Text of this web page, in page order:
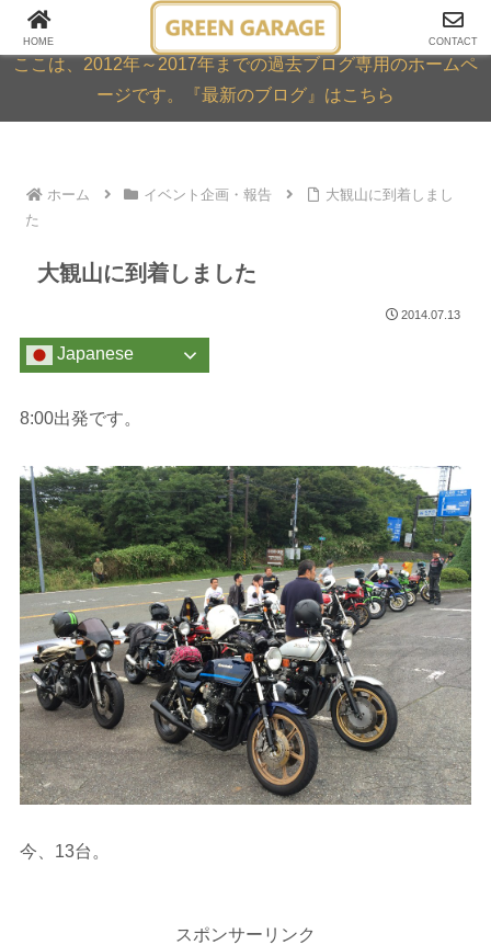
GREEN GARAGE ARCHIVE
ここは、2012年～2017年までの過去ブログ専用のホームペ
ージです。『最新のブログ』はこちら
ホーム イベント企画・報告
大観山に到着しまし
た
大観山に到着しました
2014.07.13
Japanese
8:00出発です。
今、13台。
スポンサーリンク
HOME CONTACT